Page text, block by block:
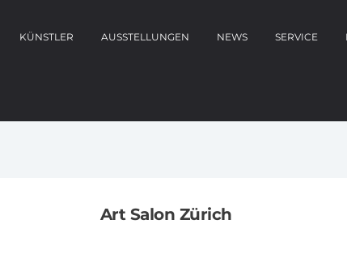
KÜNSTLER AUSSTELLUNGEN NEWS SERVICE
Art Salon Zürich